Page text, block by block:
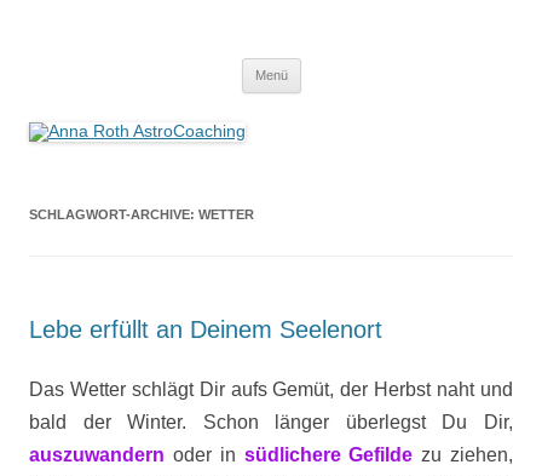
Menü
SCHLAGWORT-ARCHIVE: WETTER
Lebe erfüllt an Deinem Seelenort
Das Wetter schlägt Dir aufs Gemüt, der Herbst naht und
bald der Winter. Schon länger überlegst Du Dir,
auszuwandern oder in südlichere Gefilde zu ziehen,